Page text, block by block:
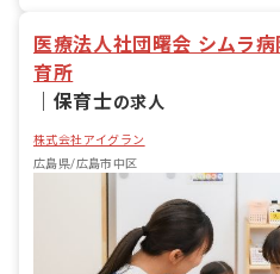
医療法人社団曙会 シムラ
育所
保育士の求人
株式会社アイグラン
広島県/広島市中区